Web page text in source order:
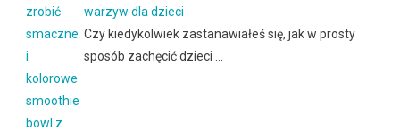
warzyw dla dzieci
Czy kiedykolwiek zastanawiałeś się, jak w prosty
sposób zachęcić dzieci …